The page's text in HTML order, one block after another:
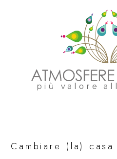
più valore
Cambiare (la) casa